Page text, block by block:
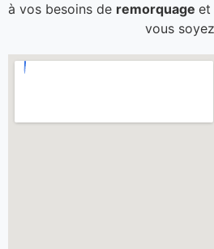
à vos besoins de remorquage et
vous